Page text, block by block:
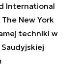
International
New York
techniki w